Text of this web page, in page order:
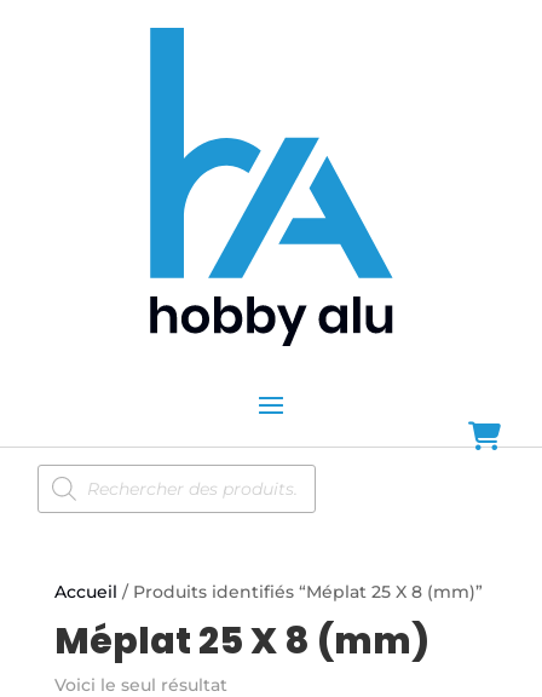
Recherche
de
produits
Accueil / Produits identifiés “Méplat 25 X 8 (mm)”
Méplat 25 X 8 (mm)
Voici le seul résultat